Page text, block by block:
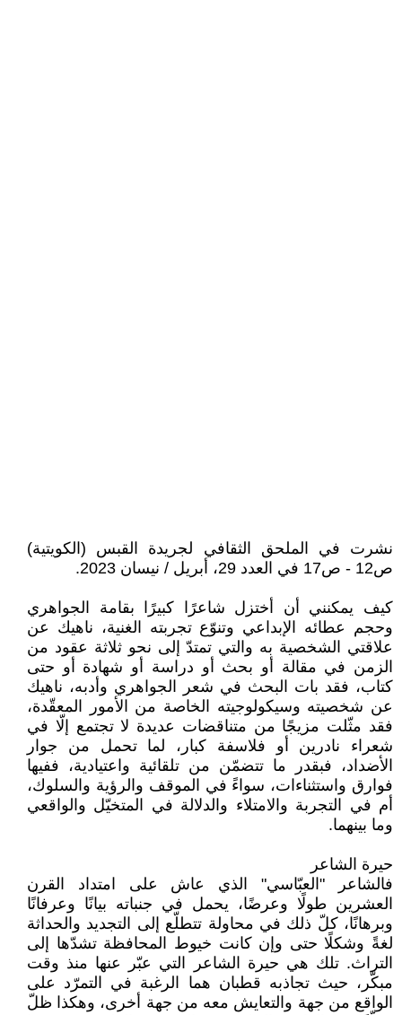
نشرت في الملحق الثقافي لجريدة القبس (الكويتية)
ص12 - ص17 في العدد 29، أبريل / نيسان 2023.
كيف يمكنني أن أختزل شاعرًا كبيرًا بقامة الجواهري
وحجم عطائه الإبداعي وتنوّع تجربته الغنية، ناهيك عن
علاقتي الشخصية به والتي تمتدّ إلى نحو ثلاثة عقود من
الزمن في مقالة أو بحث أو دراسة أو شهادة أو حتى
كتاب، فقد بات البحث في شعر الجواهري وأدبه، ناهيك
عن شخصيته وسيكولوجيته الخاصة من الأمور المعقّدة،
فقد مثّلت مزيجًا من متناقضات عديدة لا تجتمع إلّا في
شعراء نادرين أو فلاسفة كبار، لما تحمل من جوار
الأضداد، فبقدر ما تتضمّن من تلقائية واعتيادية، ففيها
فوارق واستثناءات، سواءً في الموقف والرؤية والسلوك،
أم في التجربة والامتلاء والدلالة في المتخيّل والواقعي
وما بينهما.
حيرة الشاعر
فالشاعر "العبّاسي" الذي عاش على امتداد القرن
العشرين طولًا وعرضًا، يحمل في جنباته بيانًا وعرفانًا
وبرهانًا، كلّ ذلك في محاولة تتطلّع إلى التجديد والحداثة
لغةً وشكلًا حتى وإن كانت خيوط المحافظة تشدّها إلى
التراث. تلك هي حيرة الشاعر التي عبّر عنها منذ وقت
مبكّر، حيث تجاذبه قطبان هما الرغبة في التمرّد على
الواقع من جهة والتعايش معه من جهة أخرى، وهكذا ظلّ